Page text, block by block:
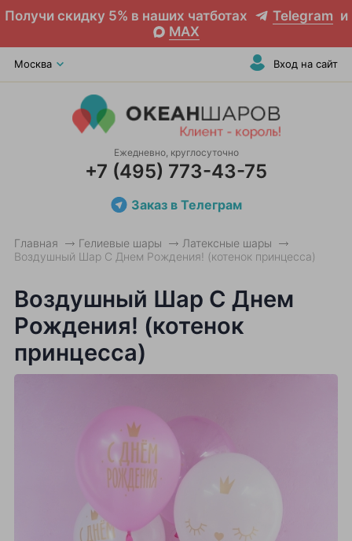
Получи скидку 5% в наших чатботах Telegram и
MAX
Москва Вход на сайт
Ежедневно, круглосуточно
+7 (495) 773-43-75
Заказ в Телеграм
Главная Гелиевые шары
Латексные шары
Воздушный Шар С Днем Рождения! (котенок принцесса)
Воздушный Шар С Днем
Рождения! (котенок
принцесса)